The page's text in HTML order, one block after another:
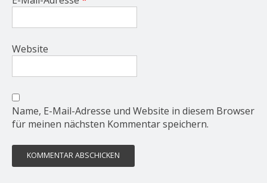
Website
Name, E-Mail-Adresse und Website in diesem Browser
für meinen nächsten Kommentar speichern.